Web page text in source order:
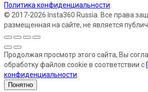
Политика конфиденциальности
© 2017-2026 Insta360 Russia. Все права
размещенная на сайте, не является
Продолжая просмотр этого сайта, Вы
обработку файлов cookie в соответствии с
конфиденциальности
Понятно